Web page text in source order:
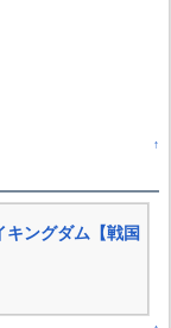
↑
キングダム【戦国